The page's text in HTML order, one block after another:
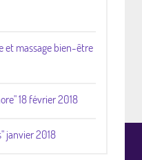
et massage bien-être
18 février 2018
janvier 2018